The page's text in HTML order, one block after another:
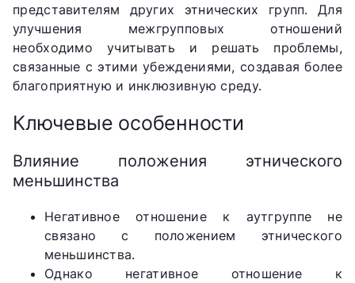
представителям других этнических групп. Для
улучшения межгрупповых отношений
необходимо учитывать и решать проблемы,
связанные с этими убеждениями, создавая более
благоприятную и инклюзивную среду.
Ключевые особенности
Влияние положения этнического
меньшинства
Негативное отношение к аутгруппе не
связано с положением этнического
меньшинства.
Однако негативное отношение к